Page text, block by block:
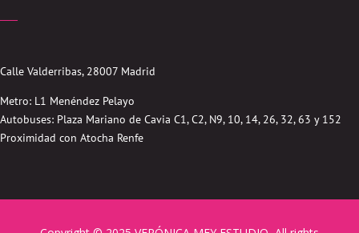
Calle Valderribas, 28007 Madrid
Metro: L1 Menéndez Pelayo
Autobuses: Plaza Mariano de Cavia C1, C2, N9, 10, 14, 26, 32, 63 y 152
Proximidad con Atocha Renfe